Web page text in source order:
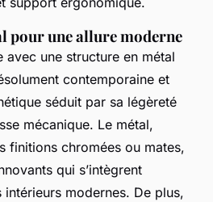
pour une allure moderne
avec une structure en métal
contemporaine et
séduit par sa légèreté
mécanique. Le métal,
finitions chromées ou mates,
qui s’intègrent
modernes. De plus,